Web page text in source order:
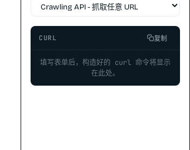
CURL 复制
填写表单后，构造好的 curl 命令将显示
在此处。